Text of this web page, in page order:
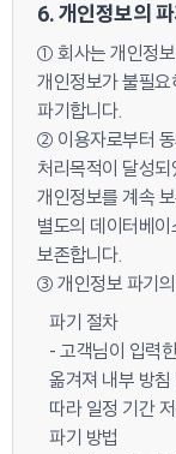
6. 개인정보의
① 회사는 개인정
개인정보가 불필
파기합니다.
② 이용자로부터
처리목적이 달성
개인정보를 계속
별도의 데이터베
보존합니다.
③ 개인정보 파기의
파기 절차
- 고객님이 입력
옮겨져 내부 방침
따라 일정 기간
파기 방법